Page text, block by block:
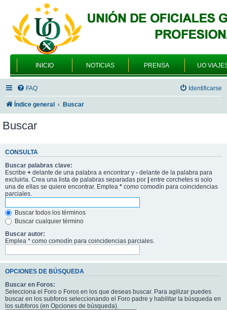
INICIO NOTICIAS PRENSA UO
FAQ Identificarse
Índice general Buscar
Buscar
CONSULTA
Buscar palabras clave:
Escribe + delante de una palabra a encontrar y - delante de la palabra para
excluirla. Crea una lista de palabras separadas por | entre corchetes si solo
una de ellas se quiere encontrar. Emplea * como comodín para coincidencias
parciales.
Buscar todos los términos
Buscar cualquier término
Buscar autor:
Emplea * como comodín para coincidencias parciales.
OPCIONES DE BÚSQUEDA
Buscar en Foros:
Selecciona el Foro o Foros en los que deseas buscar. Para agilizar puedes
buscar en los subforos seleccionando el Foro padre y habilitar la búsqueda en
los subforos (en Opciones de búsqueda).